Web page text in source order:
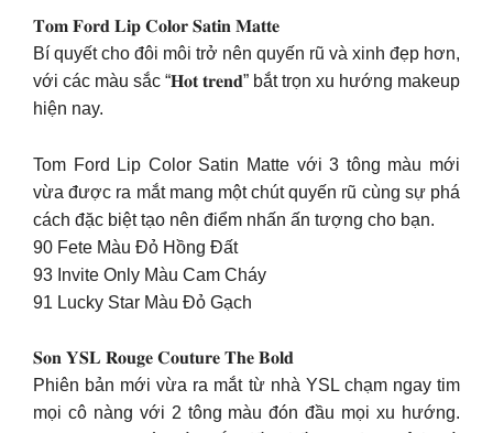
𝐓𝐨𝐦 𝐅𝐨𝐫𝐝 𝐋𝐢𝐩 𝐂𝐨𝐥𝐨𝐫 𝐒𝐚𝐭𝐢𝐧 𝐌𝐚𝐭𝐭𝐞
Bí quyết cho đôi môi trở nên quyến rũ và xinh đẹp hơn,
với các màu sắc “𝐇𝐨𝐭 𝐭𝐫𝐞𝐧𝐝” bắt trọn xu hướng makeup
hiện nay.
Tom Ford Lip Color Satin Matte với 3 tông màu mới
vừa được ra mắt mang một chút quyến rũ cùng sự phá
cách đặc biệt tạo nên điểm nhấn ấn tượng cho bạn.
90 Fete Màu Đỏ Hồng Đất
93 Invite Only Màu Cam Cháy
91 Lucky Star Màu Đỏ Gạch
𝐒𝐨𝐧 𝐘𝐒𝐋 𝐑𝐨𝐮𝐠𝐞 𝐂𝐨𝐮𝐭𝐮𝐫𝐞 𝐓𝐡𝐞 𝐁𝐨𝐥𝐝
Phiên bản mới vừa ra mắt từ nhà YSL chạm ngay tim
mọi cô nàng với 2 tông màu đón đầu mọi xu hướng.